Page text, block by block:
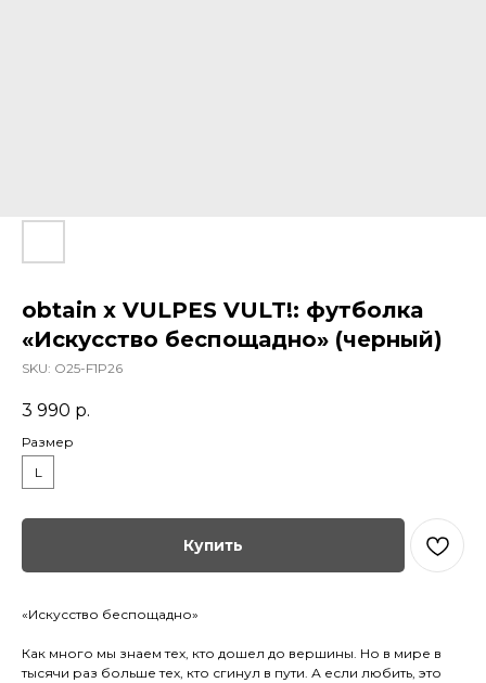
obtain х VULPES VULT!: футболка
«Искусство беспощадно» (черный)
SKU: O25-F1P26
3 990 р.
Размер
L
Купить
«Искусство беспощадно»
Как много мы знаем тех, кто дошел до вершины. Но в мире в
тысячи раз больше тех, кто сгинул в пути. А если любить, это